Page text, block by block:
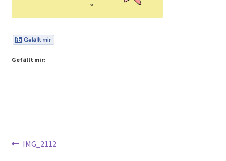
Talks & Tratsch
Gefällt mir:
Beitragsnavigation
Vorheriger
IMG_2112